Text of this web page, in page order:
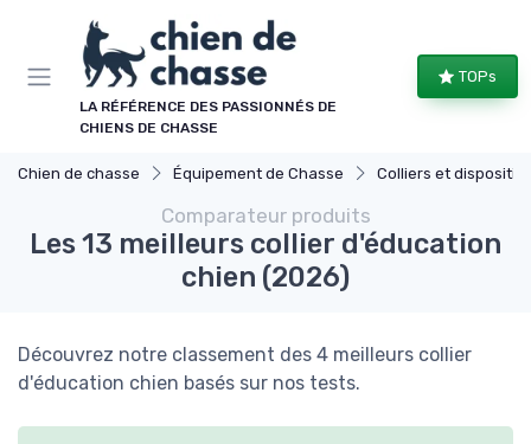
LA RÉFÉRENCE DES PASSIONNÉS DE
CHIENS DE CHASSE
TOPs
Chien de chasse Équipement de Chasse Colliers et dispositifs
Comparateur produits
Les 13 meilleurs collier d'éducation
chien (2026)
Découvrez notre classement des 4 meilleurs collier
d'éducation chien basés sur nos tests.
Panneau de gestion des cookies